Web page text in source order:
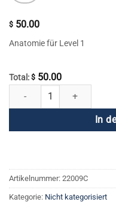
$ 50.00
Anatomie für Level 1
Total: $ 50.00
Anatomie für Level 1 Menge
In
Artikelnummer: 22009C
Kategorie: Nicht kategorisiert